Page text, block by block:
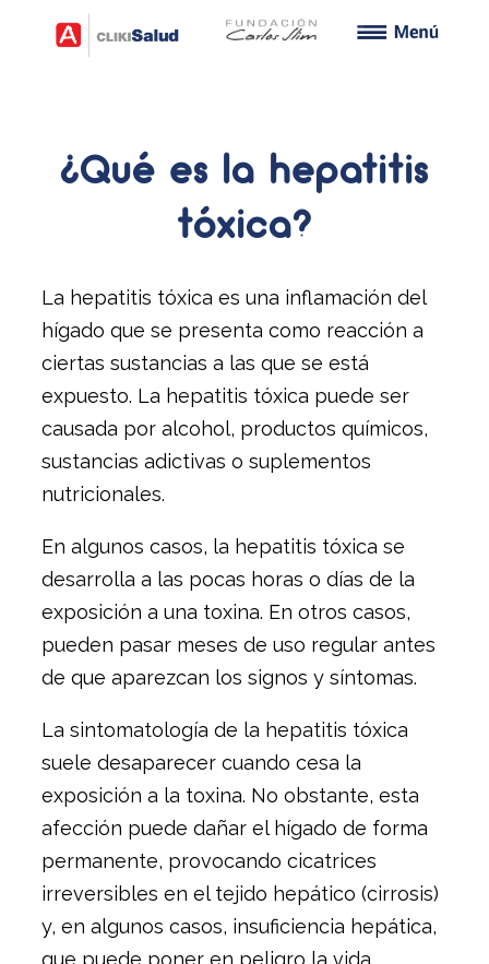
¿Qué es la hepatitis
tóxica?
La hepatitis tóxica es una inflamación del
hígado que se presenta como reacción a
ciertas sustancias a las que se está
expuesto. La hepatitis tóxica puede ser
causada por alcohol, productos químicos,
sustancias adictivas o suplementos
nutricionales.
En algunos casos, la hepatitis tóxica se
desarrolla a las pocas horas o días de la
exposición a una toxina. En otros casos,
pueden pasar meses de uso regular antes
de que aparezcan los signos y síntomas.
La sintomatología de la hepatitis tóxica
suele desaparecer cuando cesa la
exposición a la toxina. No obstante, esta
afección puede dañar el hígado de forma
permanente, provocando cicatrices
irreversibles en el tejido hepático (cirrosis)
y, en algunos casos, insuficiencia hepática,
que puede poner en peligro la vida.